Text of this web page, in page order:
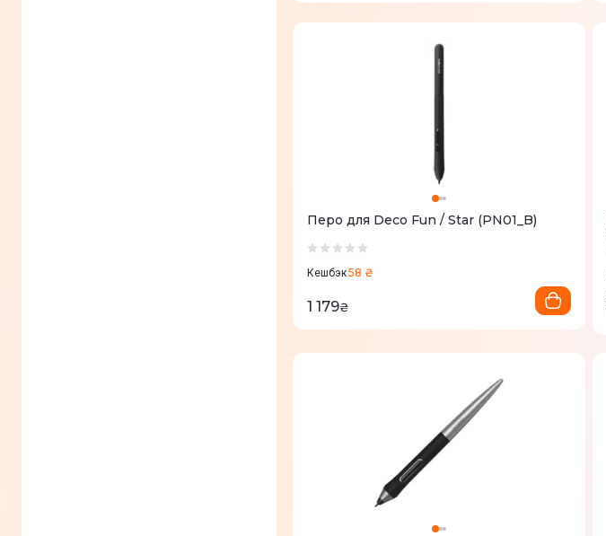
Перо для Deco Fun / Star (PN01_B)
Кешбэк58 ₴
1 179₴